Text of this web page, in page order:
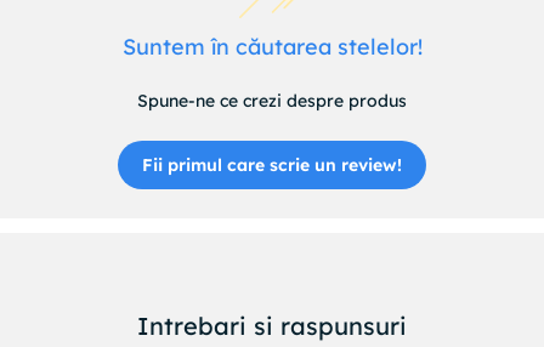
Suntem în căutarea stelelor!
Spune-ne ce crezi despre produs
Fii primul care scrie un review!
Intrebari si raspunsuri